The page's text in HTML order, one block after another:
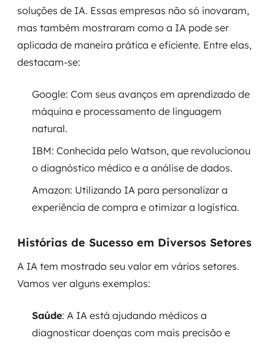
soluções de IA. Essas empresas não só inovaram,
mas também mostraram como a IA pode ser
aplicada de maneira prática e eficiente. Entre elas,
destacam-se:
Google: Com seus avanços em aprendizado de
máquina e processamento de linguagem
natural.
IBM: Conhecida pelo Watson, que revolucionou
o diagnóstico médico e a análise de dados.
Amazon: Utilizando IA para personalizar a
experiência de compra e otimizar a logística.
Histórias de Sucesso em Diversos Setores
A IA tem mostrado seu valor em vários setores.
Vamos ver alguns exemplos:
Saúde: A IA está ajudando médicos a
diagnosticar doenças com mais precisão e